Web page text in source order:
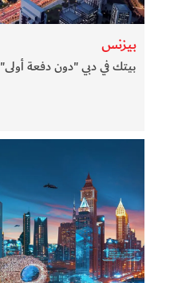
بيزنس
بيتك في دبي "دون دفعة أولى"